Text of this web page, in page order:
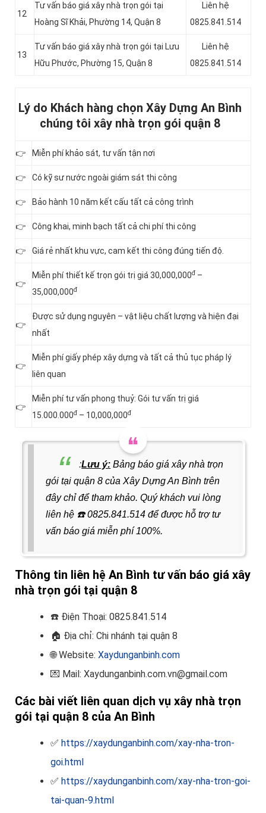
12
Tư vấn báo giá xây nhà trọn gói tại
Hoàng Sĩ Khải, Phường 14, Quận 8
Liên hệ
0825.841.514
13
Tư vấn báo giá xây nhà trọn gói tại Lưu
Hữu Phước, Phường 15, Quận 8
Liên hệ
0825.841.514
Lý do Khách hàng chọn Xây Dựng An Bình
chúng tôi xây nhà trọn gói quận 8
👉 Miễn phí khảo sát, tư vấn tận nơi
👉 Có kỹ sư nước ngoài giám sát thi công
👉 Bảo hành 10 năm kết cấu tất cả công trình
👉 Công khai, minh bạch tất cả chi phí thi công
👉 Giá rẻ nhất khu vực, cam kết thi công đúng tiến độ.
👉
Miễn phí thiết kế trọn gói trị giá 30,000,000đ –
35,000,000đ
👉
Được sử dụng nguyên – vật liệu chất lượng và hiện đại
nhất
👉
Miễn phí giấy phép xây dựng và tất cả thủ tục pháp lý
liên quan
👉
Miễn phí tư vấn phong thuỷ: Gói tư vấn trị giá
15.000.000đ – 10,000,000đ
:Lưu ý: Bảng báo giá xây nhà trọn
gói tại quận 8 của Xây Dựng An Bình trên
đây chỉ để tham khảo. Quý khách vui lòng
liên hệ ☎️0825.841.514 để được hỗ trợ tư
vấn báo giá miễn phí 100%.
Thông tin liên hệ An Bình tư vấn báo giá xây
nhà trọn gói tại quận 8
☎️ Điện Thoại: 0825.841.514
🏠 Địa chỉ: Chi nhánh tại quận 8
🌐 Website: Xaydunganbinh.com
💌 Mail: Xaydunganbinh.com.vn@gmail.com
Các bài viết liên quan dịch vụ xây nhà trọn
gói tại quận 8 của An Bình
✅ https://xaydunganbinh.com/xay-nha-tron-
goi.html
✅ https://xaydunganbinh.com/xay-nha-tron-goi-
tai-quan-9.html